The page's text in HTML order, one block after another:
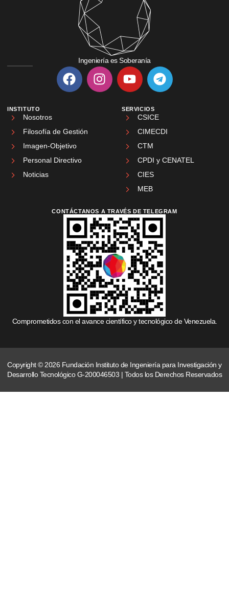
Ingeniería es Soberanía
INSTITUTO
Nosotros
Filosofía de Gestión
Imagen-Objetivo
Personal Directivo
Noticias
SERVICIOS
CSICE
CIMECDI
CTM
CPDI y CENATEL
CIES
MEB
CONTÁCTANOS A TRAVÉS DE TELEGRAM
Comprometidos con el avance científico y tecnológico de Venezuela.
Copyright © 2026 Fundación Instituto de Ingeniería para Investigación y
Desarrollo Tecnológico G-200046503 | Todos los Derechos Reservados